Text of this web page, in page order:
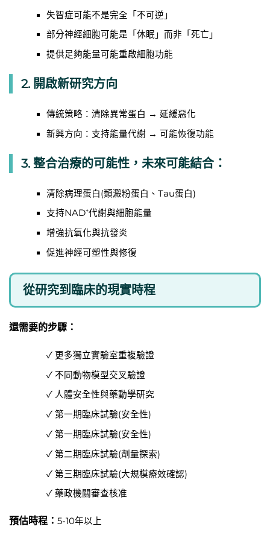
失智症可能不是完全「不可逆」
部分神經細胞可能是「休眠」而非「死亡」
提供足夠能量可能重啟細胞功能
2. 開啟新研究方向
傳統策略：清除異常蛋白 → 延緩惡化
新興方向：支持能量代謝 → 可能恢復功能
3. 整合治療的可能性，未來可能結合：
清除病理蛋白(類澱粉蛋白、Tau蛋白)
支持NAD⁺代謝與細胞能量
增強抗氧化與抗發炎
促進神經可塑性與修復
從研究到臨床的現實時程
還需要的步驟：
✓ 更多獨立實驗室重複驗證
✓ 不同動物模型交叉驗證
✓ 人體安全性與藥動學研究
✓ 第一期臨床試驗(安全性)
✓ 第一期臨床試驗(安全性)
✓ 第二期臨床試驗(劑量探索)
✓ 第三期臨床試驗(大規模療效確認)
✓ 藥政機關審查核准
預估時程： 5-10年以上